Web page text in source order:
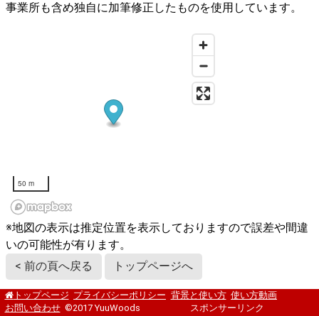
事業所も含め独自に加筆修正したものを使用しています。
50 m
※地図の表示は推定位置を表示しておりますので誤差や間違
いの可能性が有ります。
< 前の頁へ戻る
トップページへ
トップページ プライバシーポリシー 背景と使い方 使い方動画
お問い合わせ ©2017 YuuWoods スポンサーリンク